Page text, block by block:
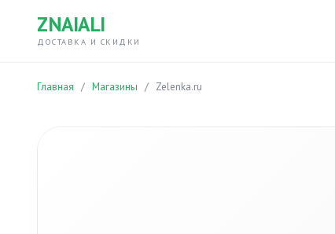
ZNAIALI
ДОСТАВКА И СКИДКИ
Главная / Магазины / Zelenka.ru